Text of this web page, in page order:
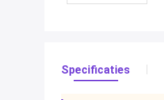
Specificaties